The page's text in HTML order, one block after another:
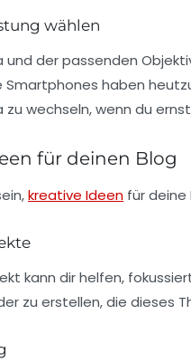
wählen
und der passenden
haben
zu wechseln, wenn du
für deinen Blog
kreative Ideen für deine
kann dir helfen,
zu erstellen, die dieses